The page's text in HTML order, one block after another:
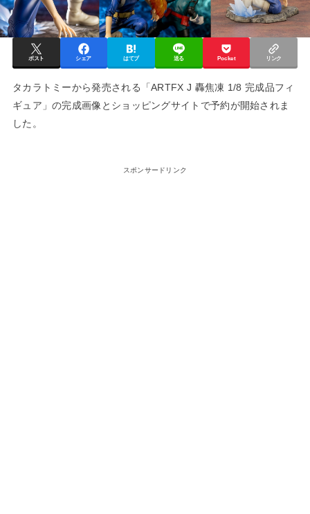
ポスト シェア はてブ 送る Pocket リンク
タカラトミーから発売される「ARTFX J 轟焦凍 1/8 完成品フィ
ギュア」の完成画像とショッピングサイトで予約が開始されま
した。
スポンサードリンク